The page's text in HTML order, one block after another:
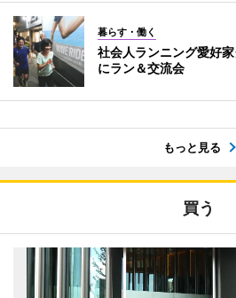
暮らす・働く
社会人ランニング愛好
にラン＆交流会
もっと見る
買う